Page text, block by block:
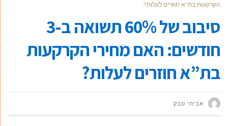
הקרקעות בת”א חוזרים לעלות?
סיבוב של 60% תשואה ב-3
חודשים: האם מחירי הקרקעות
בת”א חוזרים לעלות?
אביחי טבק‬‎